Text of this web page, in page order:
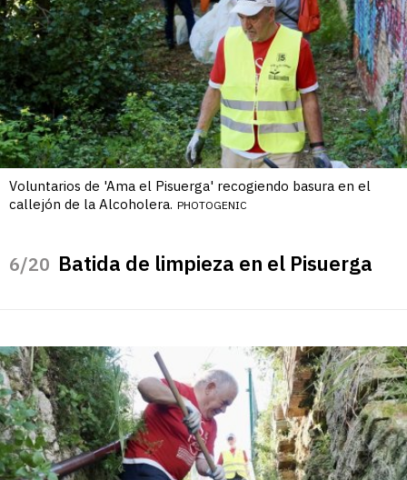
Voluntarios de 'Ama el Pisuerga' recogiendo basura en el
callejón de la Alcoholera. PHOTOGENIC
/20 Batida de limpieza en el Pisuerga